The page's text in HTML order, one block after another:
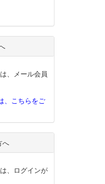
、メール会員
、こちらをご
へ
、ログインが